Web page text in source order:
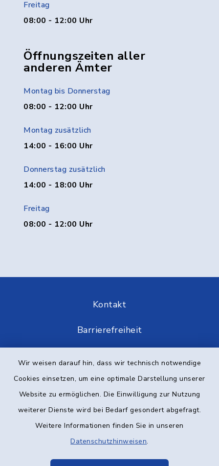
Wir weisen darauf hin, dass wir technisch notwendige
Cookies einsetzen, um eine optimale Darstellung unserer
Website zu ermöglichen. Die Einwilligung zur Nutzung
weiterer Dienste wird bei Bedarf gesondert abgefragt.
Weitere Informationen finden Sie in unseren
Datenschutzhinweisen.
Freitag
08:00 - 12:00 Uhr
Öffnungszeiten aller
anderen Ämter
Montag bis Donnerstag
08:00 - 12:00 Uhr
Montag zusätzlich
14:00 - 16:00 Uhr
Donnerstag zusätzlich
14:00 - 18:00 Uhr
Freitag
08:00 - 12:00 Uhr
Kontakt
Barrierefreiheit
Impressum
Elektronische Kommunikation
Sitemap
Cookie-Einstellungen